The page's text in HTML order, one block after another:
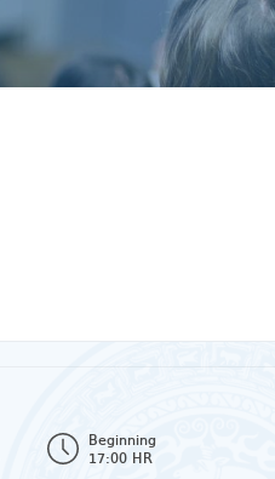
Beginning
17:00 HR